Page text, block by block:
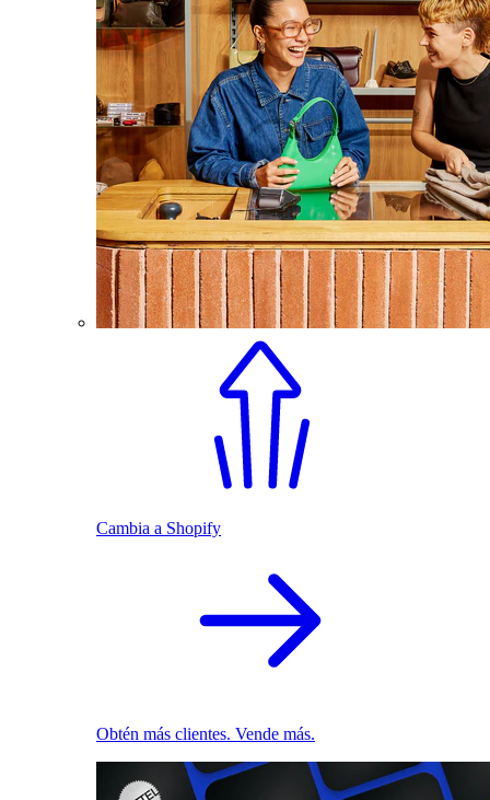
Cambia a Shopify
Obtén más clientes. Vende más.